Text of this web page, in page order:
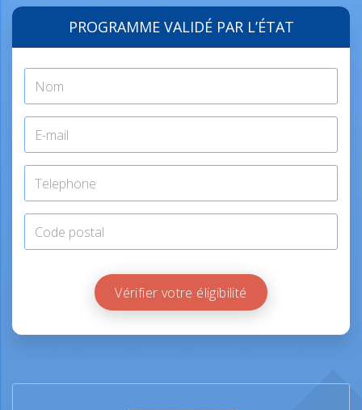
PROGRAMME VALIDÉ PAR L’ÉTAT
Vérifier votre éligibilité